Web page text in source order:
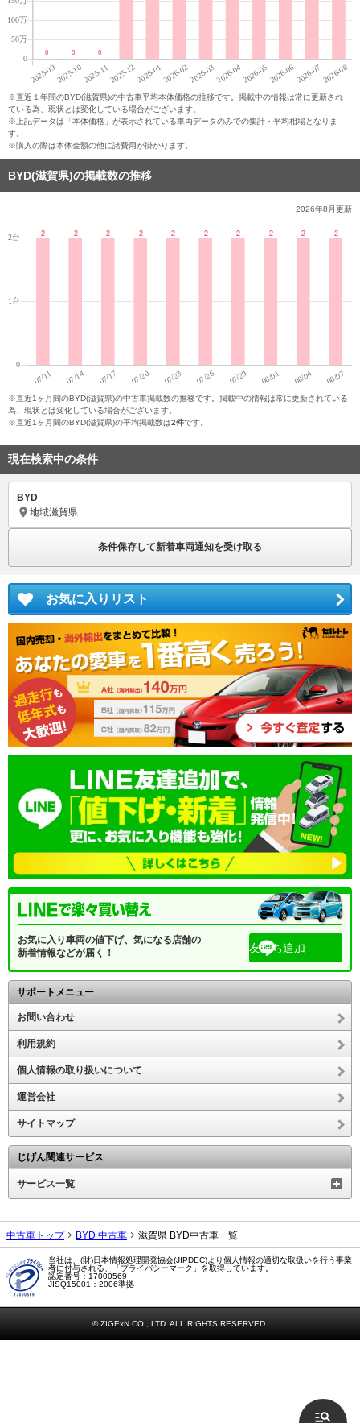
※直近１年間のBYD(滋賀県)の中古車平均本体価格の推移です。掲載中の情報は常に更新され
ている為、現状とは変化している場合がございます。
※上記データは「本体価格」が表示されている車両データのみでの集計・平均相場となりま
す。
※購入の際は本体金額の他に諸費用が掛かります。
BYD(滋賀県)の掲載数の推移
2026年8月更新
※直近1ヶ月間のBYD(滋賀県)の中古車掲載数の推移です。掲載中の情報は常に更新されている
為、現状とは変化している場合がございます。
※直近1ヶ月間のBYD(滋賀県)の平均掲載数は2件です。
現在検索中の条件
BYD
地域滋賀県
条件保存して新着車両通知を受け取る
お気に入りリスト
お気に入り車両の値下げ、気になる店舗の
新着情報などが届く！
友だち追加
サポートメニュー
お問い合わせ
利用規約
個人情報の取り扱いについて
運営会社
サイトマップ
じげん関連サービス
サービス一覧
中古車トップ BYD 中古車 滋賀県 BYD中古車一覧
当社は、(財)日本情報処理開発協会(JIPDEC)より個人情報の適切な取扱いを行う事業
者に付与される、「プライバシーマーク」を取得しています。
認定番号：17000569
JISQ15001：2006準拠
© ZIGExN CO., LTD. ALL RIGHTS RESERVED.